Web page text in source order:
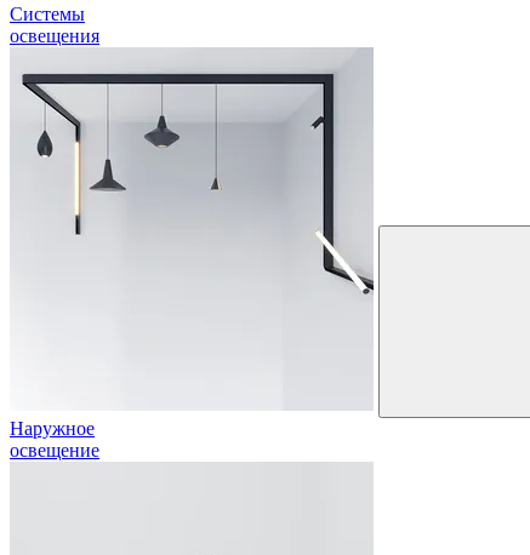
Системы
освещения
Наружное
освещение